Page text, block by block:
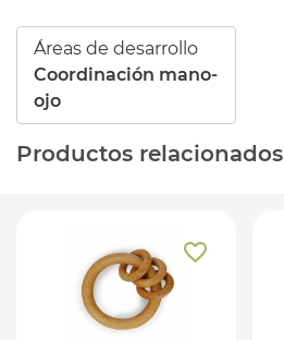
Áreas de desarrollo
Coordinación mano-
ojo
Productos relacionados